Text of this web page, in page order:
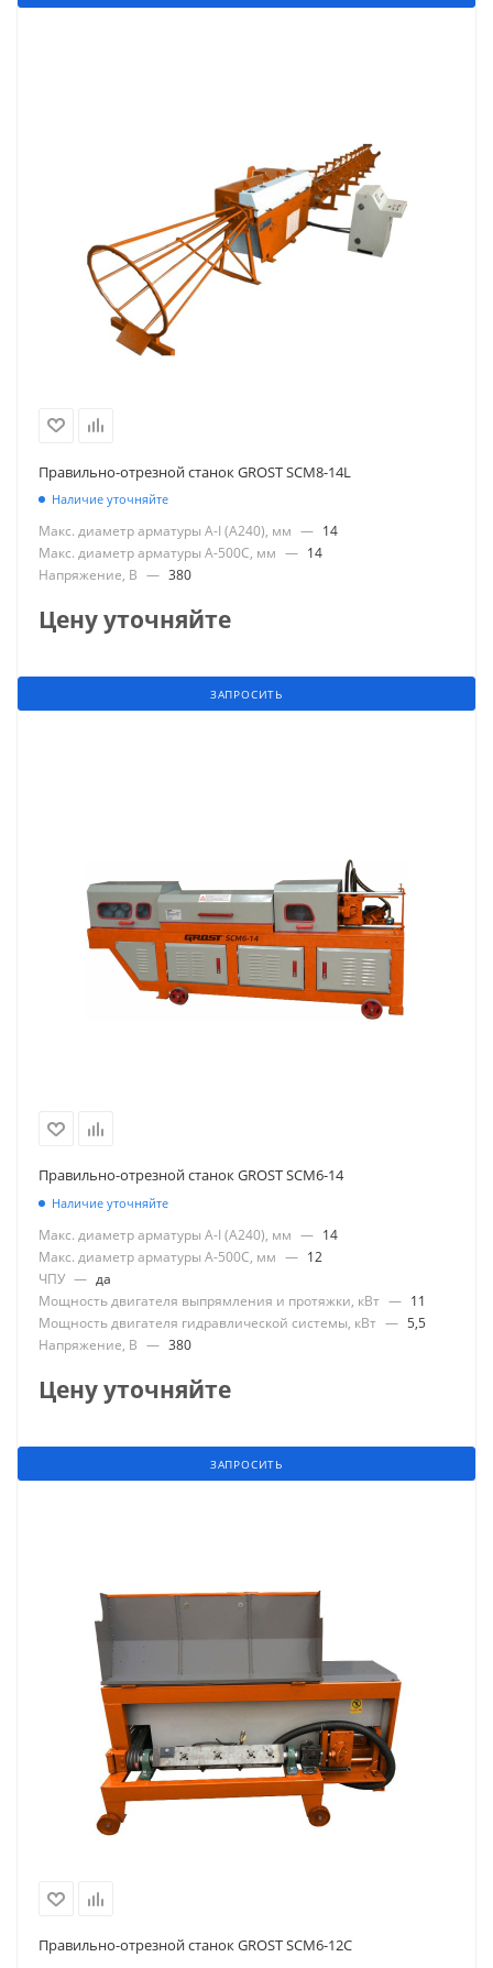
Правильно-отрезной станок GROST SCM8-14L
Наличие уточняйте
Макс. диаметр арматуры А-I (А240), мм — 14
Макс. диаметр арматуры А-500С, мм — 14
Напряжение, В — 380
Цену уточняйте
ЗАПРОСИТЬ
Правильно-отрезной станок GROST SCM6-14
Наличие уточняйте
Макс. диаметр арматуры А-I (А240), мм — 14
Макс. диаметр арматуры А-500С, мм — 12
ЧПУ — да
Мощность двигателя выпрямления и протяжки, кВт — 11
Мощность двигателя гидравлической системы, кВт — 5,5
Напряжение, В — 380
Цену уточняйте
ЗАПРОСИТЬ
Правильно-отрезной станок GROST SCM6-12C